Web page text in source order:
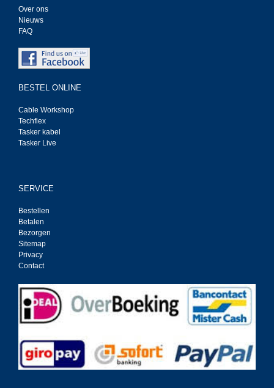
Over ons
Nieuws
FAQ
BESTEL ONLINE
Cable Workshop
Techflex
Tasker kabel
Tasker Live
SERVICE
Bestellen
Betalen
Bezorgen
Sitemap
Privacy
Contact